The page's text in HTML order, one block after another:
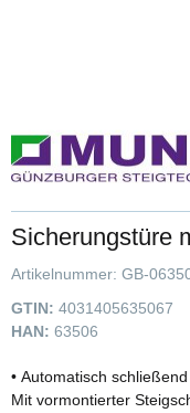
Sicherungstüre
Artikelnummer: GB-
GTIN: 4031405635067
HAN: 63506
• Automatisch
Mit vormontierter